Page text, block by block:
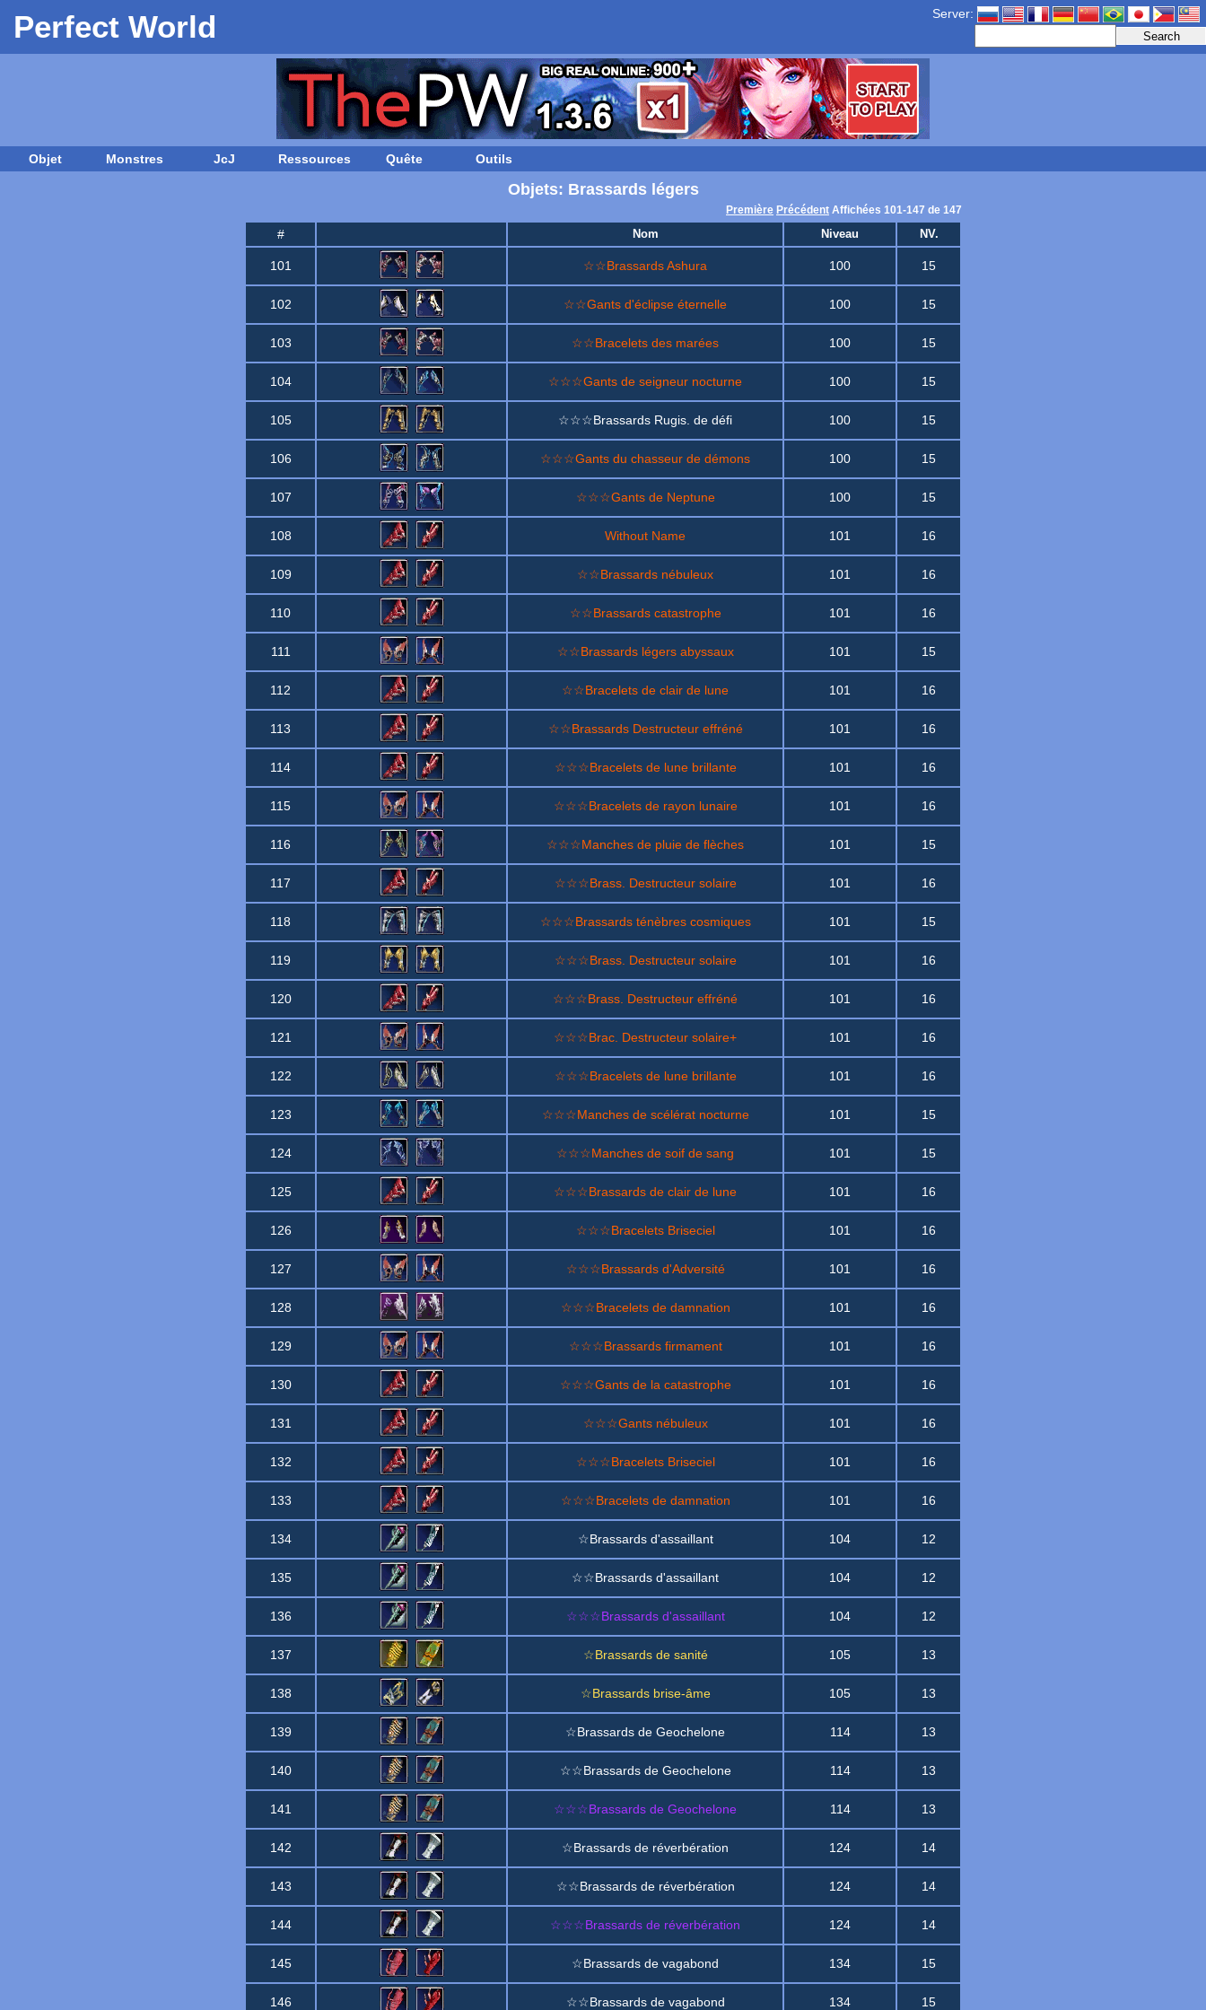
Perfect World Server:
Objet Monstres JcJ Ressources Quête Outils
Objets: Brassards légers
Première Précédent Affichées 101-147 de 147
# Nom Niveau NV.
101 ☆☆Brassards Ashura 100 15
102 ☆☆Gants d'éclipse éternelle 100 15
103 ☆☆Bracelets des marées 100 15
104 ☆☆☆Gants de seigneur nocturne 100 15
105 ☆☆☆Brassards Rugis. de défi 100 15
106 ☆☆☆Gants du chasseur de démons 100 15
107 ☆☆☆Gants de Neptune 100 15
108 Without Name 101 16
109 ☆☆Brassards nébuleux 101 16
110 ☆☆Brassards catastrophe 101 16
111 ☆☆Brassards légers abyssaux 101 15
112 ☆☆Bracelets de clair de lune 101 16
113 ☆☆Brassards Destructeur effréné 101 16
114 ☆☆☆Bracelets de lune brillante 101 16
115 ☆☆☆Bracelets de rayon lunaire 101 16
116 ☆☆☆Manches de pluie de flèches 101 15
117 ☆☆☆Brass. Destructeur solaire 101 16
118 ☆☆☆Brassards ténèbres cosmiques 101 15
119 ☆☆☆Brass. Destructeur solaire 101 16
120 ☆☆☆Brass. Destructeur effréné 101 16
121 ☆☆☆Brac. Destructeur solaire+ 101 16
122 ☆☆☆Bracelets de lune brillante 101 16
123 ☆☆☆Manches de scélérat nocturne 101 15
124 ☆☆☆Manches de soif de sang 101 15
125 ☆☆☆Brassards de clair de lune 101 16
126 ☆☆☆Bracelets Briseciel 101 16
127 ☆☆☆Brassards d'Adversité 101 16
128 ☆☆☆Bracelets de damnation 101 16
129 ☆☆☆Brassards firmament 101 16
130 ☆☆☆Gants de la catastrophe 101 16
131 ☆☆☆Gants nébuleux 101 16
132 ☆☆☆Bracelets Briseciel 101 16
133 ☆☆☆Bracelets de damnation 101 16
134 ☆Brassards d'assaillant 104 12
135 ☆☆Brassards d'assaillant 104 12
136 ☆☆☆Brassards d'assaillant 104 12
137 ☆Brassards de sanité 105 13
138 ☆Brassards brise-âme 105 13
139 ☆Brassards de Geochelone 114 13
140 ☆☆Brassards de Geochelone 114 13
141 ☆☆☆Brassards de Geochelone 114 13
142 ☆Brassards de réverbération 124 14
143 ☆☆Brassards de réverbération 124 14
144 ☆☆☆Brassards de réverbération 124 14
145 ☆Brassards de vagabond 134 15
146 ☆☆Brassards de vagabond 134 15